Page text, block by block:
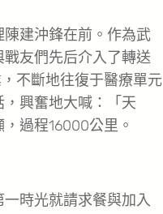
建沖鋒在前。作為武
友們先后介入了轉送
不斷地往復于醫療單元
興奮地大喊：「天
過程16000公里。
時光就請求餐與加入